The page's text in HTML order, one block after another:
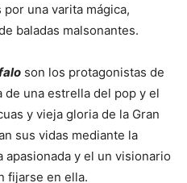
una varita mágica,
baladas malsonantes.
son los protagonistas de
de una estrella del pop y el
y vieja gloria de la Gran
sus vidas mediante la
apasionada y el un visionario
fijarse en ella.